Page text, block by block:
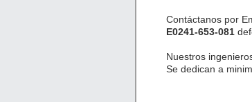
Contáctanos por
E0241-653-081
Nuestros
Se dedican a